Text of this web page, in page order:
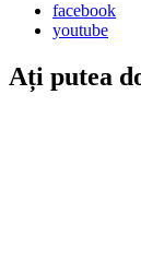
facebook
youtube
Ați putea